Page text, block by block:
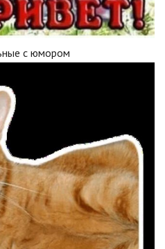
с юмором